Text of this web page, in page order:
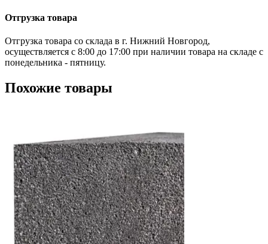
Отгрузка товара
Отгрузка товара со склада в г. Нижний Новгород,
осуществляется с 8:00 до 17:00 при наличии товара на складе с
понедельника - пятницу.
Похожие товары